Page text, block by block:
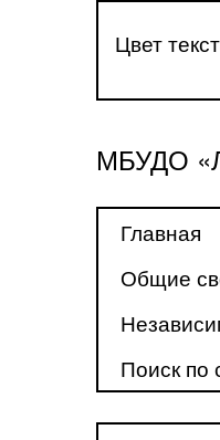
Цвет
МБУДО
Главная
Общие
Поиск по